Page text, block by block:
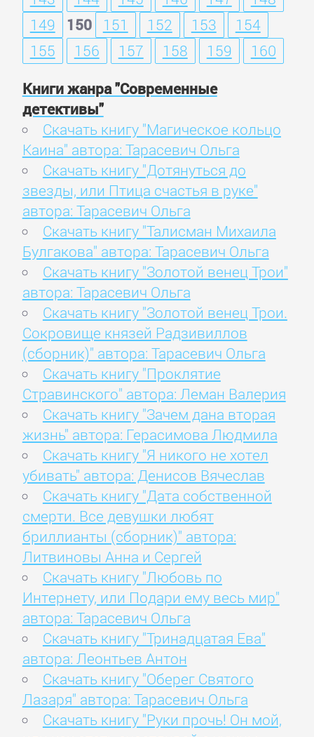
149
150 151 152 153
154
155
156 157 158 159
160
Книги жанра "Современные
детективы"
Скачать книгу "Магическое кольцо
Каина" автора: Тарасевич Ольга
Скачать книгу "Дотянуться до
звезды, или Птица счастья в руке"
автора: Тарасевич Ольга
Скачать книгу "Талисман Михаила
Булгакова" автора: Тарасевич Ольга
Скачать книгу "Золотой венец Трои"
автора: Тарасевич Ольга
Скачать книгу "Золотой венец Трои.
Сокровище князей Радзивиллов
(сборник)" автора: Тарасевич Ольга
Скачать книгу "Проклятие
Стравинского" автора: Леман Валерия
Скачать книгу "Зачем дана вторая
жизнь" автора: Герасимова Людмила
Скачать книгу "Я никого не хотел
убивать" автора: Денисов Вячеслав
Скачать книгу "Дата собственной
смерти. Все девушки любят
бриллианты (сборник)" автора:
Литвиновы Анна и Сергей
Скачать книгу "Любовь по
Интернету, или Подари ему весь мир"
автора: Тарасевич Ольга
Скачать книгу "Тринадцатая Ева"
автора: Леонтьев Антон
Скачать книгу "Оберег Святого
Лазаря" автора: Тарасевич Ольга
Скачать книгу "Руки прочь! Он мой,